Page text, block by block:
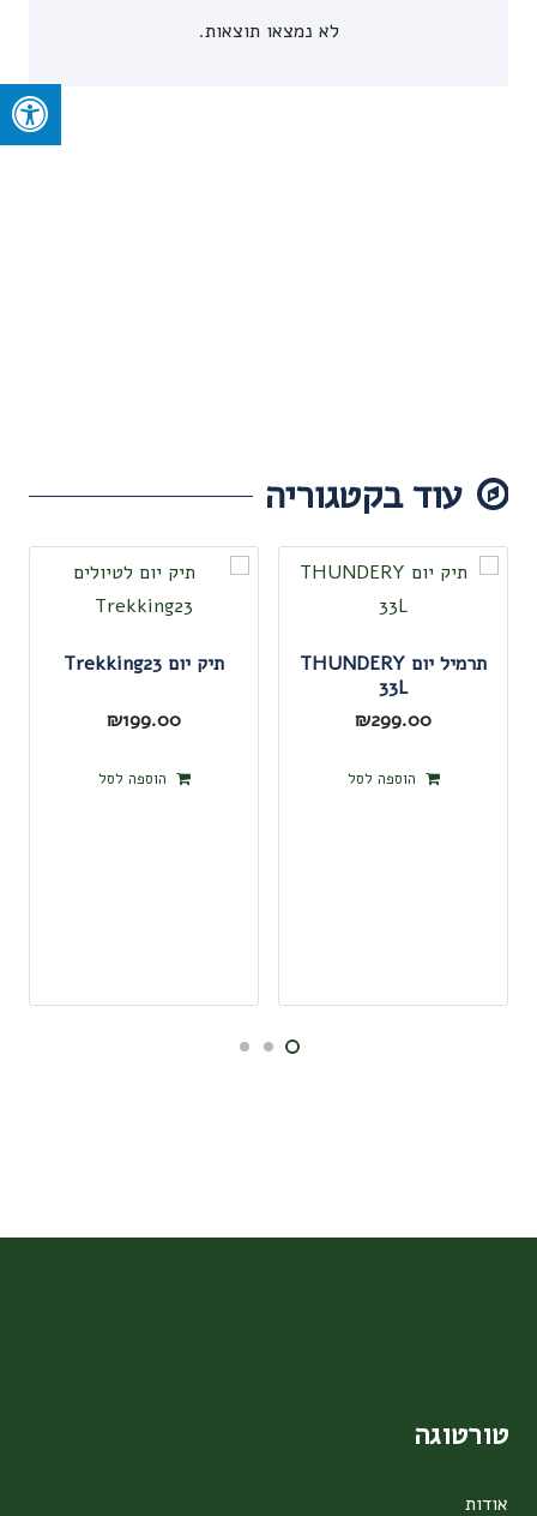
לא נמצאו תוצאות.
עוד בקטגוריה
תרמיל יום THUNDERY
33L
₪299.00
הוספה לסל
תיק יום Trekking23
₪199.00
הוספה לסל
טורטוגה
אודות